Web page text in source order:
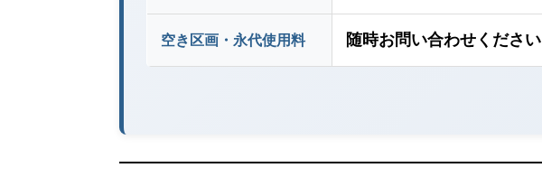
空き区画・永代使用料 随時お問い合わせください